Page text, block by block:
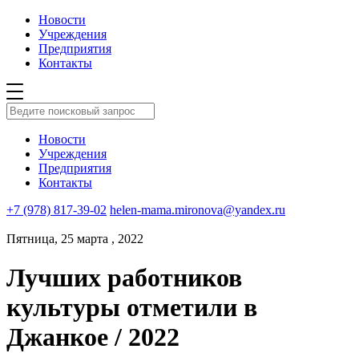
Новости
Учреждения
Предприятия
Контакты
Новости
Учреждения
Предприятия
Контакты
+7 (978) 817-39-02 helen-mama.mironova@yandex.ru
Пятница, 25 марта , 2022
Лучших работников
культуры отметили в
Джанкое / 2022